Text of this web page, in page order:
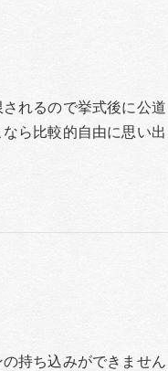
れるので挙式後に公道
ら比較的自由に思い出
持ち込みができません